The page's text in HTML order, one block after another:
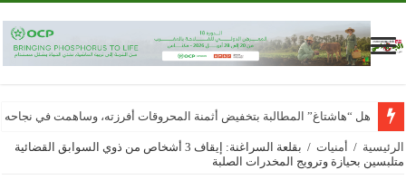
هل “هاشتاغ” المطالبة بتخفيض أثمنة المحروقات أفرزته، وساهمت في
الرئيسية / أمنيات /
بقلعة السراغنة: إيقاف 3 أشخاص من ذوي السوابق القضائية
متلبسين بحيازة وترويج المخدرات الصلبة